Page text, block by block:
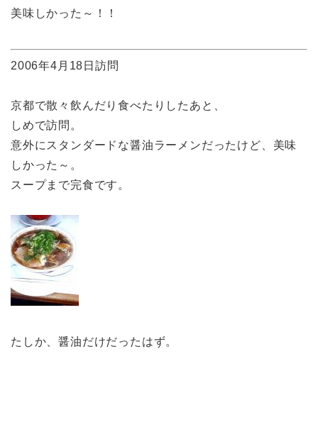
美味しかった～！！
2006年4月18日訪問
京都で散々飲んだり食べたりしたあと、
しめで訪問。
意外にスタンダードな醤油ラーメンだったけど、美味
しかった～。
スープまで完食です。
たしか、醤油だけだったはず。